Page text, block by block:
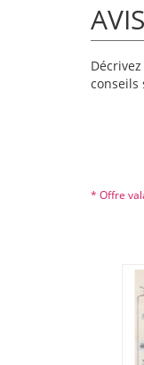
conseils
* Offre